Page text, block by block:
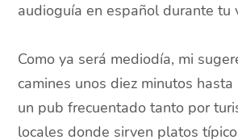
audioguía en español durante tu
Como ya será mediodía, mi
camines unos diez minutos hasta
un pub frecuentado tanto por
locales donde sirven platos